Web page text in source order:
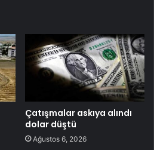
Çatışmalar askıya alındı
dolar düştü
Ağustos 6, 2026